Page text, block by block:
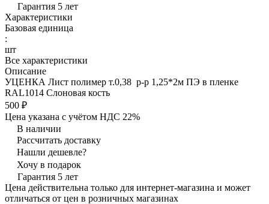
Гарантия 5 лет
Характеристики
Базовая единица
:
шт
Все характеристики
Описание
УЦЕНКА Лист полимер т.0,38 р-р 1,25*2м ПЭ в пленке
RAL1014 Слоновая кость
500 ₽
Цена указана с учётом НДС 22%
В наличии
Рассчитать доставку
Нашли дешевле?
Хочу в подарок
Гарантия 5 лет
Цена действительна только для интернет-магазина и может
отличаться от цен в розничных магазинах